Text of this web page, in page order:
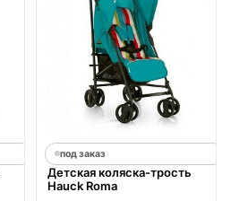
под заказ
Детская коляска-трость
Hauck Roma